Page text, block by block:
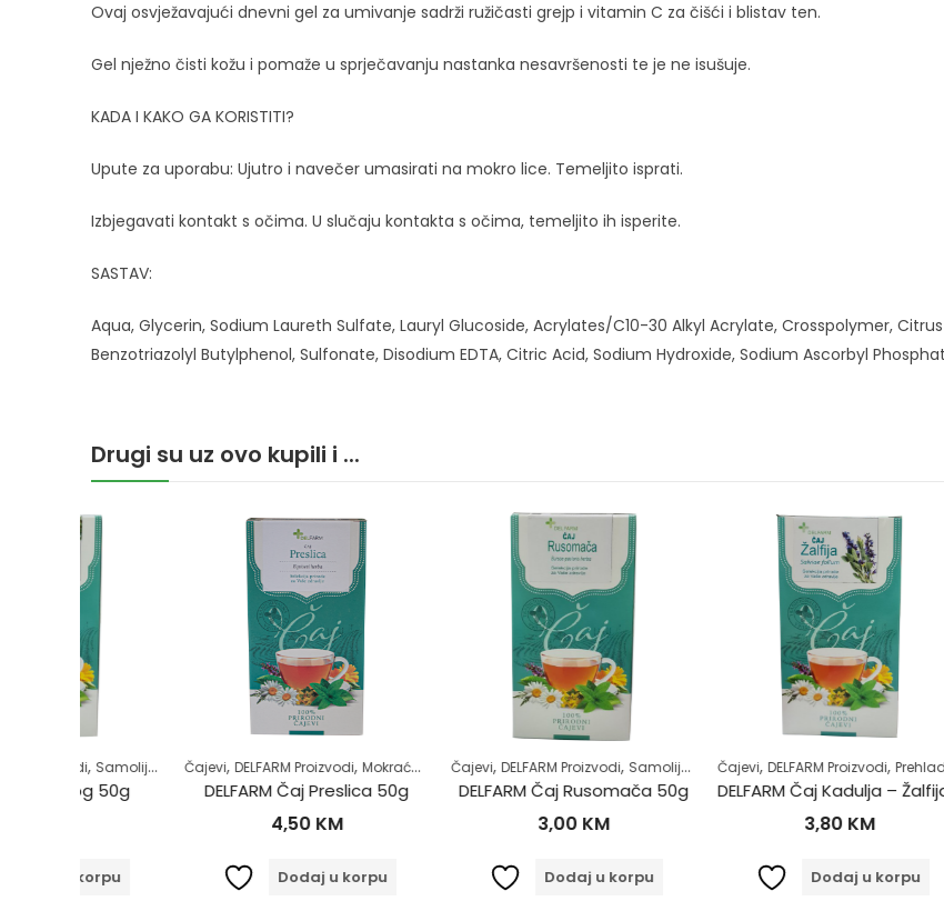
Ovaj osvježavajući dnevni gel za umivanje sadrži ružičasti grejp i vitamin C za čišći i blistav ten.
Gel nježno čisti kožu i pomaže u sprječavanju nastanka nesavršenosti te je ne isušuje.
KADA I KAKO GA KORISTITI?
Upute za uporabu: Ujutro i navečer umasirati na mokro lice. Temeljito isprati.
Izbjegavati kontakt s očima. U slučaju kontakta s očima, temeljito ih isperite.
SASTAV:
Aqua, Glycerin, Sodium Laureth Sulfate, Lauryl Glucoside, Acrylates/C10-30 Alkyl Acrylate, Crosspolymer,
Benzotriazolyl Butylphenol, Sulfonate, Disodium EDTA, Citric Acid, Sodium Hydroxide, Sodium Ascorbyl
Drugi su uz ovo kupili i ...
,Zdrav život ,Zdravlje kardiovaskularnog sistema
Čajevi,DELFARM Proizvodi,Mokraćni sistem ,Samoliječenje,Zdrav život
DELFARM Čaj Preslica 50g
Dodaj u korpu
Čajevi,DELFARM Proizvodi,Samoliječenje ,Zdrav život ,Žensko zdravlje
DELFARM Čaj Rusomača 50g
Dodaj u korpu
Čajevi,DELFARM Proizvodi,Prehlada i gripa ,
DELFARM Čaj Kadulja – Žalfija 50g
Dodaj u korpu
Čajevi,